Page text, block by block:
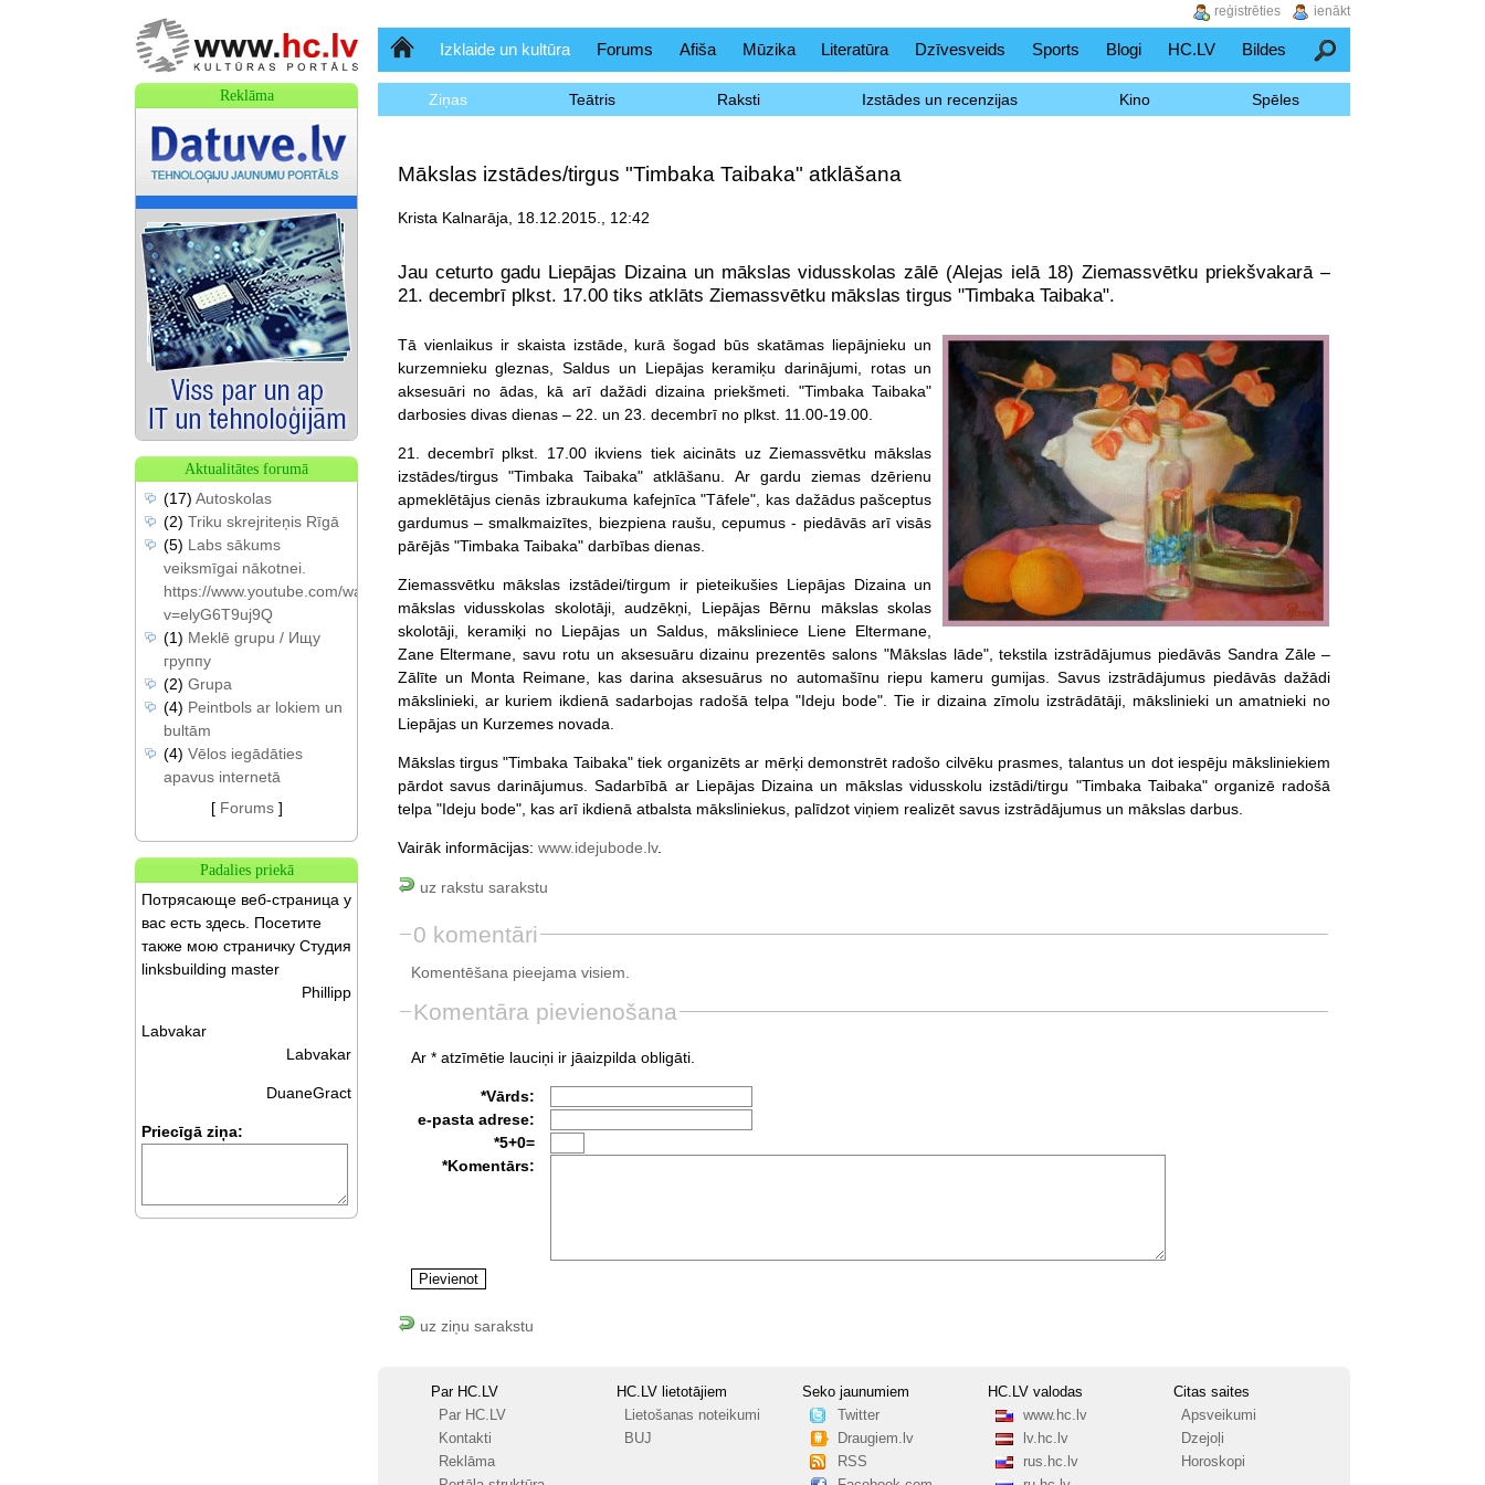
SākumlapaIzklaide un kultūra Forums Afiša Mūzika Literatūra Dzīvesveids Sports Blogi HC.LV Bildes Meklēšana
Ziņas Teātris Raksti Izstādes un recenzijas Kino Spēles
Mākslas izstādes/tirgus "Timbaka Taibaka" atklāšana
Krista Kalnarāja, 18.12.2015., 12:42
Jau ceturto gadu Liepājas Dizaina un mākslas vidusskolas zālē (Alejas ielā 18) Ziemassvētku priekšvakarā –
21. decembrī plkst. 17.00 tiks atklāts Ziemassvētku mākslas tirgus "Timbaka Taibaka".
Tā vienlaikus ir skaista izstāde, kurā šogad būs skatāmas liepājnieku un
kurzemnieku gleznas, Saldus un Liepājas keramiķu darinājumi, rotas un
aksesuāri no ādas, kā arī dažādi dizaina priekšmeti. "Timbaka Taibaka"
darbosies divas dienas – 22. un 23. decembrī no plkst. 11.00-19.00.
21. decembrī plkst. 17.00 ikviens tiek aicināts uz Ziemassvētku mākslas
izstādes/tirgus "Timbaka Taibaka" atklāšanu. Ar gardu ziemas dzērienu
apmeklētājus cienās izbraukuma kafejnīca "Tāfele", kas dažādus pašceptus
gardumus – smalkmaizītes, biezpiena raušu, cepumus - piedāvās arī visās
pārējās "Timbaka Taibaka" darbības dienas.
Ziemassvētku mākslas izstādei/tirgum ir pieteikušies Liepājas Dizaina un
mākslas vidusskolas skolotāji, audzēkņi, Liepājas Bērnu mākslas skolas
skolotāji, keramiķi no Liepājas un Saldus, māksliniece Liene Eltermane,
Zane Eltermane, savu rotu un aksesuāru dizainu prezentēs salons "Mākslas lāde", tekstila izstrādājumus piedāvās Sandra Zāle –
Zālīte un Monta Reimane, kas darina aksesuārus no automašīnu riepu kameru gumijas. Savus izstrādājumus piedāvās dažādi
mākslinieki, ar kuriem ikdienā sadarbojas radošā telpa "Ideju bode". Tie ir dizaina zīmolu izstrādātāji, mākslinieki un amatnieki no
Liepājas un Kurzemes novada.
Mākslas tirgus "Timbaka Taibaka" tiek organizēts ar mērķi demonstrēt radošo cilvēku prasmes, talantus un dot iespēju māksliniekiem
pārdot savus darinājumus. Sadarbībā ar Liepājas Dizaina un mākslas vidusskolu izstādi/tirgu "Timbaka Taibaka" organizē radošā
telpa "Ideju bode", kas arī ikdienā atbalsta māksliniekus, palīdzot viņiem realizēt savus izstrādājumus un mākslas darbus.
Vairāk informācijas: www.idejubode.lv.
uz rakstu sarakstu
0 komentāri
Komentēšana pieejama visiem.
Komentāra pievienošana
Ar * atzīmētie lauciņi ir jāaizpilda obligāti.
*Vārds:
e-pasta adrese:
*5+0=
*Komentārs:
uz ziņu sarakstu
Par HC.LV
Par HC.LV
Kontakti
Reklāma
HC.LV lietotājiem
Lietošanas noteikumi
BUJ
Seko jaunumiem
Twitter
Draugiem.lv
RSS
HC.LV valodas
www.hc.lv
lv.hc.lv
rus.hc.lv
Citas saites
Apsveikumi
Dzejoļi
Horoskopi
Reklāma
Aktualitātes forumā
(17) Autoskolas
(2) Triku skrejriteņis Rīgā
(5) Labs sākums
veiksmīgai nākotnei.
https://www.youtube.com/watch?
v=elyG6T9uj9Q
(1) Meklē grupu / Ищу
группу
(2) Grupa
(4) Peintbols ar lokiem un
bultām
(4) Vēlos iegādāties
apavus internetā
[ Forums]
Padalies priekā
Потрясающе веб-страница у
вас есть здесь. Посетите
также мою страничку Студия
linksbuilding master
Phillipp
Labvakar
Labvakar
DuaneGract
Priecīgā ziņa:
ienākt
reģistrēties